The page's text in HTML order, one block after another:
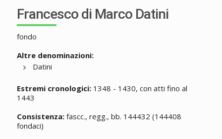
Francesco di Marco Datini
fondo
Altre denominazioni:
Datini
Estremi cronologici:1348 - 1430, con atti fino al
1443
Consistenza:fascc., regg., bb. 144432 (144408
fondaci)